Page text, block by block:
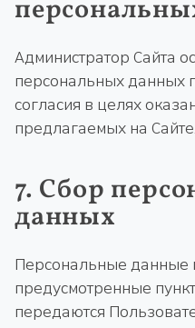
Администратор Сайта
персональных данных
согласия в целях
предлагаемых на Сайте.
7. Сбор
данных
Персональные данные
предусмотренные
передаются